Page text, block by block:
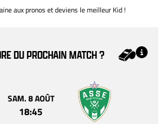
aux pronos et deviens le meilleur Kid !
DU PROCHAIN MATCH ?
SAM. 8 AOÛT
18:45